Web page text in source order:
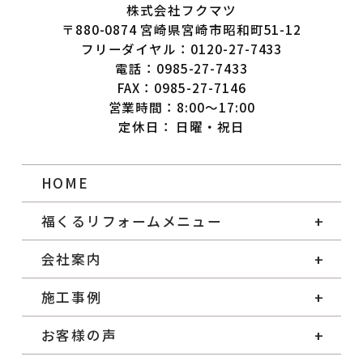
株式会社フクマツ
〒880-0874 宮崎県宮崎市昭和町51-12
フリーダイヤル：0120-27-7433
電話：0985-27-7433
FAX：0985-27-7146
営業時間：8:00～17:00
定休日： 日曜・祝日
HOME
福くるリフォームメニュー
会社案内
施工事例
お客様の声